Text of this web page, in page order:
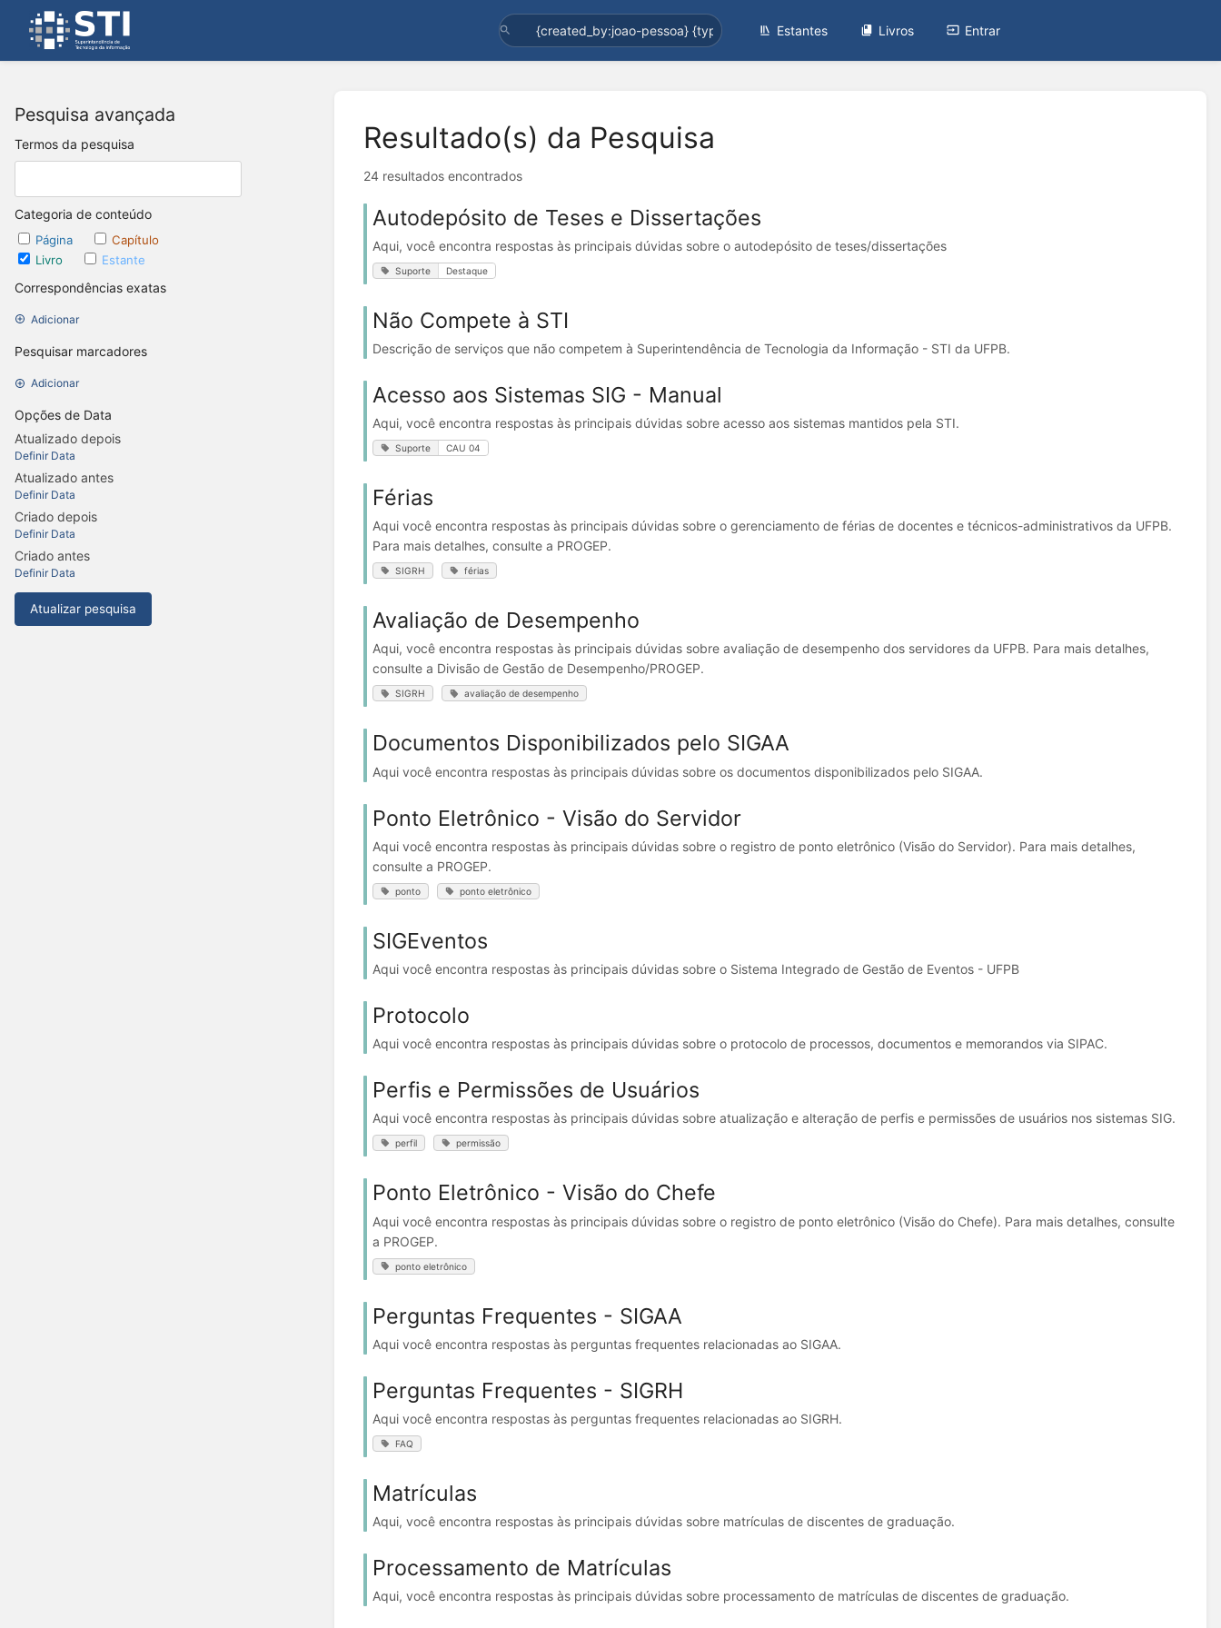
Estantes Livros Entrar
Pesquisa avançada
Termos da pesquisa
Categoria de conteúdo
Página
Capítulo
Livro
Estante
Correspondências exatas
Adicionar
Pesquisar marcadores
Adicionar
Opções de Data
Atualizado depois
Definir Data
Atualizado antes
Definir Data
Criado depois
Definir Data
Criado antes
Definir Data
Atualizar pesquisa
Resultado(s) da Pesquisa
24 resultados encontrados
Autodepósito de Teses e Dissertações
Aqui, você encontra respostas às principais dúvidas sobre o autodepósito de teses/dissertações
Suporte Destaque
Não Compete à STI
Descrição de serviços que não competem à Superintendência de Tecnologia da Informação - STI da UFPB.
Acesso aos Sistemas SIG - Manual
Aqui, você encontra respostas às principais dúvidas sobre acesso aos sistemas mantidos pela STI.
Suporte CAU 04
Férias
Aqui você encontra respostas às principais dúvidas sobre o gerenciamento de férias de docentes e técnicos-administrativos da UFPB.
Para mais detalhes, consulte a PROGEP.
SIGRH férias
Avaliação de Desempenho
Aqui, você encontra respostas às principais dúvidas sobre avaliação de desempenho dos servidores da UFPB. Para mais detalhes,
consulte a Divisão de Gestão de Desempenho/PROGEP.
SIGRH avaliação de desempenho
Documentos Disponibilizados pelo SIGAA
Aqui você encontra respostas às principais dúvidas sobre os documentos disponibilizados pelo SIGAA.
Ponto Eletrônico - Visão do Servidor
Aqui você encontra respostas às principais dúvidas sobre o registro de ponto eletrônico (Visão do Servidor). Para mais detalhes,
consulte a PROGEP.
ponto ponto eletrônico
SIGEventos
Aqui você encontra respostas às principais dúvidas sobre o Sistema Integrado de Gestão de Eventos - UFPB
Protocolo
Aqui você encontra respostas às principais dúvidas sobre o protocolo de processos, documentos e memorandos via SIPAC.
Perfis e Permissões de Usuários
Aqui você encontra respostas às principais dúvidas sobre atualização e alteração de perfis e permissões de usuários nos sistemas SIG.
perfil permissão
Ponto Eletrônico - Visão do Chefe
Aqui você encontra respostas às principais dúvidas sobre o registro de ponto eletrônico (Visão do Chefe). Para mais detalhes, consulte
a PROGEP.
ponto eletrônico
Perguntas Frequentes - SIGAA
Aqui você encontra respostas às perguntas frequentes relacionadas ao SIGAA.
Perguntas Frequentes - SIGRH
Aqui você encontra respostas às perguntas frequentes relacionadas ao SIGRH.
FAQ
Matrículas
Aqui, você encontra respostas às principais dúvidas sobre matrículas de discentes de graduação.
Processamento de Matrículas
Aqui, você encontra respostas às principais dúvidas sobre processamento de matrículas de discentes de graduação.